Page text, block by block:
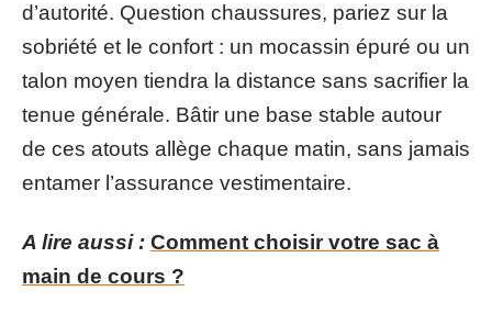
d’autorité. Question chaussures, pariez sur la
sobriété et le confort : un mocassin épuré ou un
talon moyen tiendra la distance sans sacrifier la
tenue générale. Bâtir une base stable autour
de ces atouts allège chaque matin, sans jamais
entamer l’assurance vestimentaire.
A lire aussi : Comment choisir votre sac à
main de cours ?